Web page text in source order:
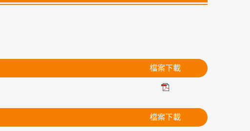
檔案下載
檔案下載